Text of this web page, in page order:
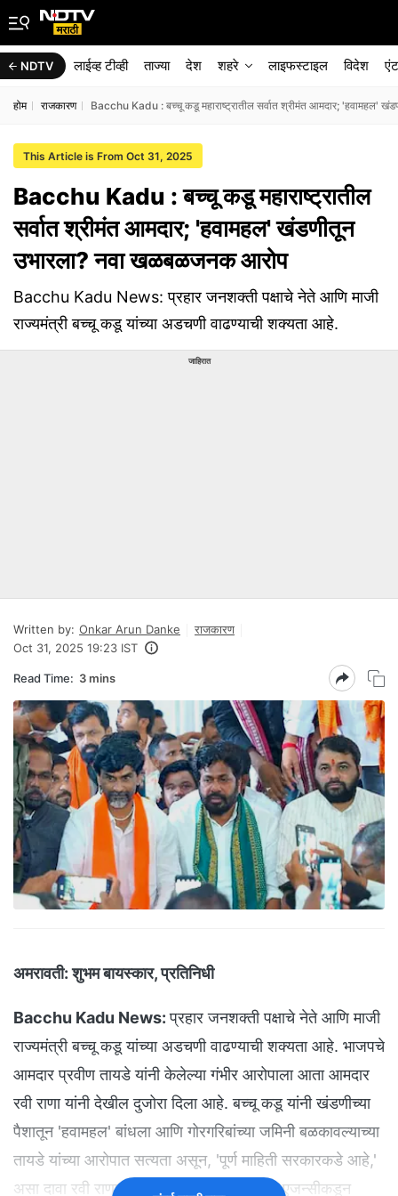
NDTV लाईव्ह टीव्ही ताज्या देश शहरे लाइफस्टाइल विदेश
होम राजकारण Bacchu Kadu : बच्चू कडू महाराष्ट्रातील सर्वात श्रीमंत आमदार; 'हवामहल'
This Article is From Oct 31, 2025
Bacchu Kadu : बच्चू कडू महाराष्ट्रातील
सर्वात श्रीमंत आमदार; 'हवामहल' खंडणीतून
उभारला? नवा खळबळजनक आरोप
Bacchu Kadu News: प्रहार जनशक्ती पक्षाचे नेते आणि माजी
राज्यमंत्री बच्चू कडू यांच्या अडचणी वाढण्याची शक्यता आहे.
जाहिरात
Written by: Onkar Arun Danke
राजकारण
Oct 31, 2025 19:23 IST
Read Time: 3 mins
अमरावती: शुभम बायस्कार, प्रतिनिधी
Bacchu Kadu News:प्रहार जनशक्ती पक्षाचे नेते आणि माजी
राज्यमंत्री बच्चू कडू यांच्या अडचणी वाढण्याची शक्यता आहे. भाजपचे
आमदार प्रवीण तायडे यांनी केलेल्या गंभीर आरोपाला आता आमदार
रवी राणा यांनी देखील दुजोरा दिला आहे. बच्चू कडू यांनी खंडणीच्या
पैशातून 'हवामहल' बांधला आणि गोरगरिबांच्या जमिनी बळकावल्याच्या
तायडे यांच्या आरोपात सत्यता असून, 'पूर्ण माहिती सरकारकडे आहे,'
असा दावा रवी राणा यांनी केला आहे. तसेच, 'उद्या एजन्सीकडून